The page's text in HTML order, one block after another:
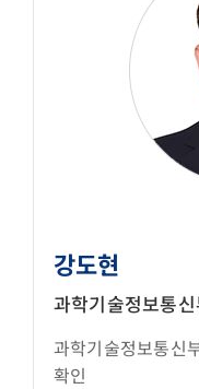
강도현
과학기술정보통
과학기술정보통신
확인